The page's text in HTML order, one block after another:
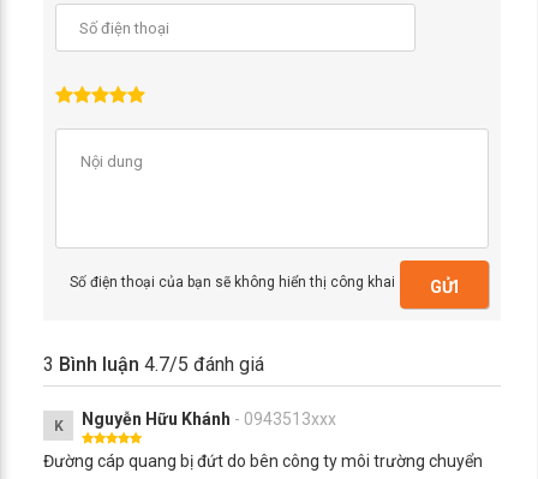
Số điện thoại của bạn sẽ không hiển thị công khai GỬI
3 Bình luận 4.7/5 đánh giá
K Nguyễn Hữu Khánh - 0943513xxx
Đường cáp quang bị đứt do bên công ty môi trường chuyển